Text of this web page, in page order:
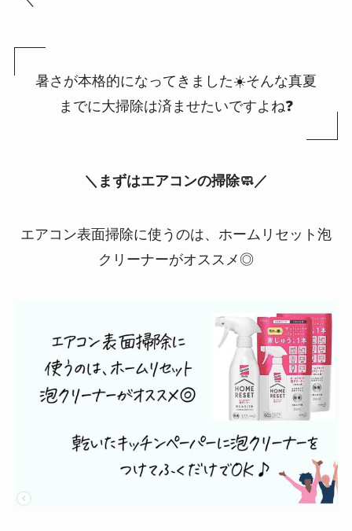
暑さが本格的になってきました☀️そんな真夏
までに大掃除は済ませたいですよね❓
＼まずはエアコンの掃除🧼／
エアコン表面掃除に使うのは、ホームリセット泡
クリーナーがオススメ◎